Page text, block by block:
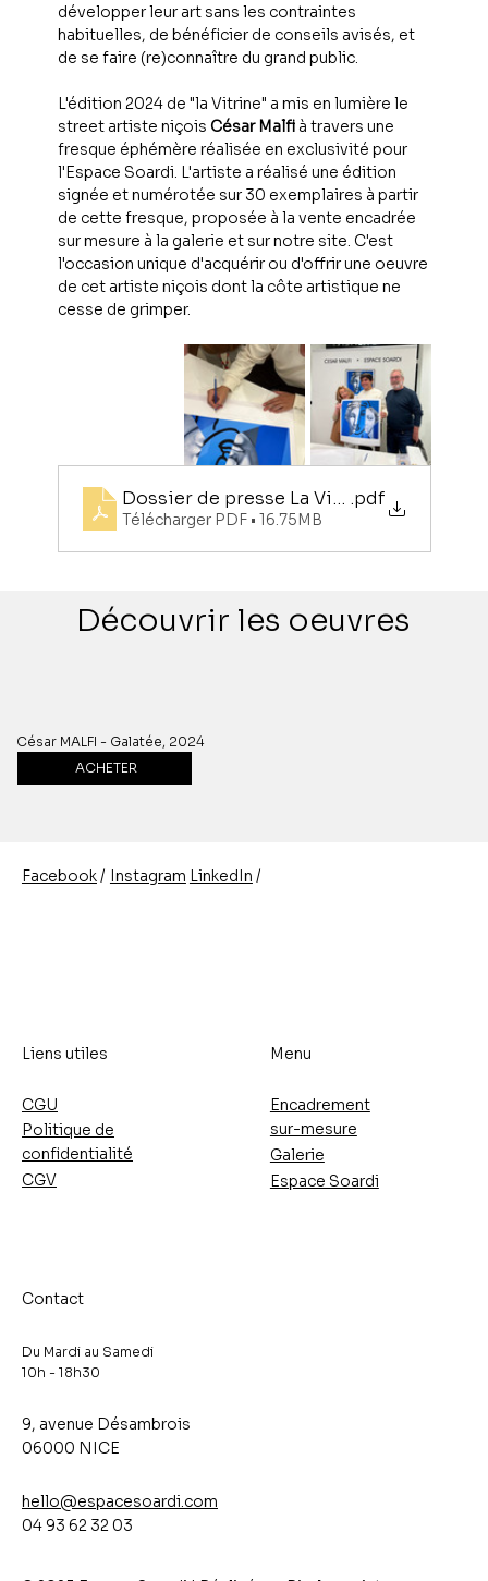
développer leur art sans les contraintes
habituelles, de bénéficier de conseils avisés, et
de se faire (re)connaître du grand public.
L'édition 2024 de "la Vitrine" a mis en lumière le
street artiste niçois César Malfi à travers une
fresque éphémère réalisée en exclusivité pour
l'Espace Soardi. L'artiste a réalisé une édition
signée et numérotée sur 30 exemplaires à partir
de cette fresque, proposée à la vente encadrée
sur mesure à la galerie et sur notre site. C'est
l'occasion unique d'acquérir ou d'offrir une oeuvre
de cet artiste niçois dont la côte artistique ne
cesse de grimper.
Dossier de presse La Vitrine
.pdf
Télécharger PDF • 16.75MB
Découvrir les oeuvres
César MALFI - Galatée, 2024
ACHETER
Facebook/ Instagram /
LinkedIn
Liens utiles
CGU
CGV
Politique de
confidentialité
Menu
Encadrement
sur-mesure
Galerie
Espace Soardi
Contact
hello@espacesoardi.com
04 93 62 32 03
Du Mardi au Samedi
10h - 18h30​
9, avenue Désambrois
06000 NICE